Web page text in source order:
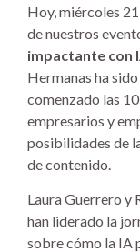
Hoy, miércoles
de nuestros
impactante con
Hermanas ha
comenzado las
empresarios y
posibilidades de
de contenido.
Laura Guerrero y
han liderado la
sobre cómo la IA